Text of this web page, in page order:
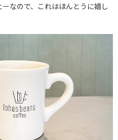
なので、これはほんとうに嬉し